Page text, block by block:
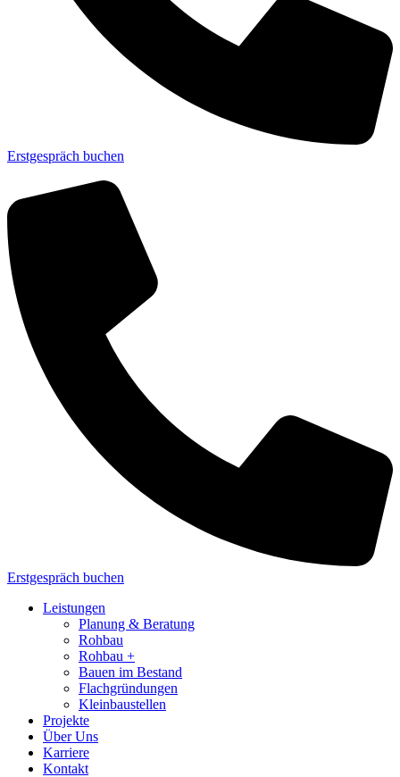
Erstgespräch buchen
Erstgespräch buchen
Leistungen
Planung & Beratung
Rohbau
Rohbau +
Bauen im Bestand
Flachgründungen
Kleinbaustellen
Projekte
Über Uns
Karriere
Kontakt